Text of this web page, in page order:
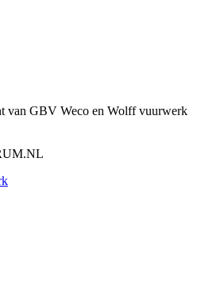
van GBV Weco en Wolff vuurwerk